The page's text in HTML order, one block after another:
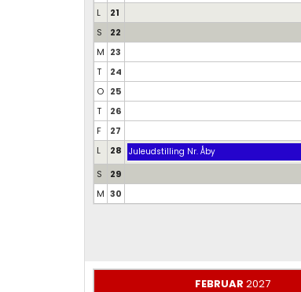
L
21
S
22
M 23
T
24
O 25
T
26
F
27
L
28 Juleudstilling Nr. Åby
S
29
M 30
FEBRUAR 2027